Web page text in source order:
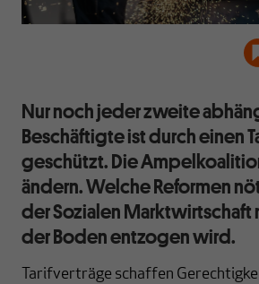
Nur noch jeder zweite
Beschäftigte ist durch einen
geschützt. Die
ändern. Welche Reformen
der Sozialen
der Boden entzogen wird.
Tarifverträge schaffen